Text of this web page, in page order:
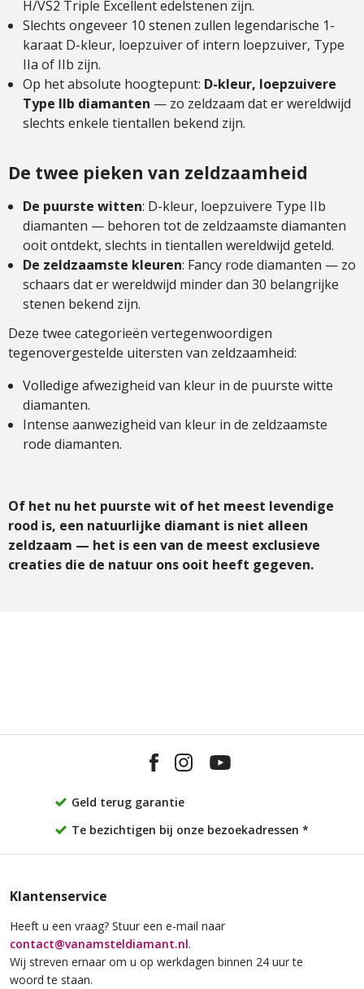
H/VS2 Triple Excellent edelstenen zijn.
Slechts ongeveer 10 stenen zullen legendarische 1-
karaat D-kleur, loepzuiver of intern loepzuiver, Type
IIa of IIb zijn.
Op het absolute hoogtepunt: D-kleur, loepzuivere
Type IIb diamanten — zo zeldzaam dat er wereldwijd
slechts enkele tientallen bekend zijn.
De twee pieken van zeldzaamheid
De puurste witten: D-kleur, loepzuivere Type IIb
diamanten — behoren tot de zeldzaamste diamanten
ooit ontdekt, slechts in tientallen wereldwijd geteld.
De zeldzaamste kleuren: Fancy rode diamanten — zo
schaars dat er wereldwijd minder dan 30 belangrijke
stenen bekend zijn.
Deze twee categorieën vertegenwoordigen
tegenovergestelde uitersten van zeldzaamheid:
Volledige afwezigheid van kleur in de puurste witte
diamanten.
Intense aanwezigheid van kleur in de zeldzaamste
rode diamanten.
Of het nu het puurste wit of het meest levendige
rood is, een natuurlijke diamant is niet alleen
zeldzaam — het is een van de meest exclusieve
creaties die de natuur ons ooit heeft gegeven.
Geld terug garantie
Te bezichtigen bij onze bezoekadressen *
Klantenservice
Heeft u een vraag? Stuur een e-mail naar
contact@vanamsteldiamant.nl.
Wij streven ernaar om u op werkdagen binnen 24 uur te
woord te staan.